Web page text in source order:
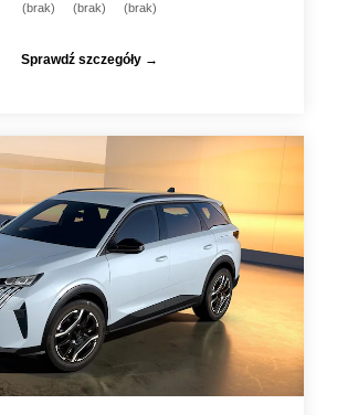
(brak) (brak) (brak)
Sprawdź szczegóły →